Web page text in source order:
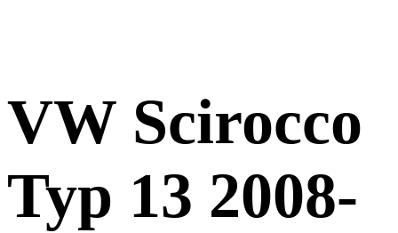
VW Scirocco
Typ 13 2008-